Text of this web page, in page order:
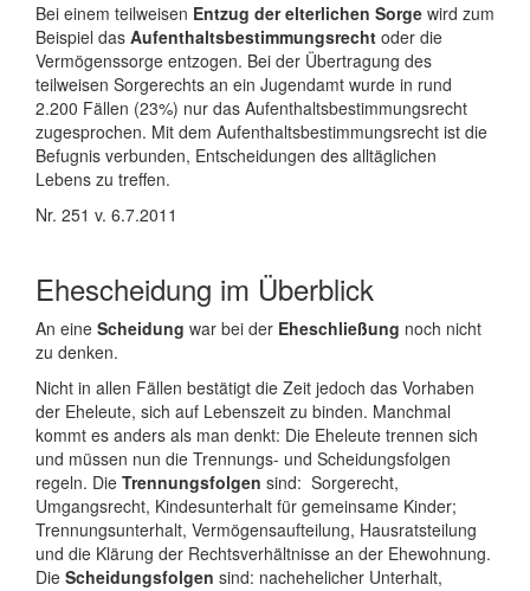
Bei einem teilweisen Entzug der elterlichen Sorge wird zum
Beispiel das Aufenthaltsbestimmungsrecht oder die
Vermögenssorge entzogen. Bei der Übertragung des
teilweisen Sorgerechts an ein Jugendamt wurde in rund
2.200 Fällen (23%) nur das Aufenthaltsbestimmungsrecht
zugesprochen. Mit dem Aufenthaltsbestimmungsrecht ist die
Befugnis verbunden, Entscheidungen des alltäglichen
Lebens zu treffen.
Nr. 251 v. 6.7.2011
Ehescheidung im Überblick
An eine Scheidung war bei der Eheschließung noch nicht
zu denken.
Nicht in allen Fällen bestätigt die Zeit jedoch das Vorhaben
der Eheleute, sich auf Lebenszeit zu binden. Manchmal
kommt es anders als man denkt: Die Eheleute trennen sich
und müssen nun die Trennungs- und Scheidungsfolgen
regeln. Die Trennungsfolgen sind: Sorgerecht,
Umgangsrecht, Kindesunterhalt für gemeinsame Kinder;
Trennungsunterhalt, Vermögensaufteilung, Hausratsteilung
und die Klärung der Rechtsverhältnisse an der Ehewohnung.
Die Scheidungsfolgen sind: nachehelicher Unterhalt,